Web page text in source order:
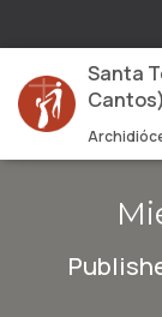
Santa
Cantos)